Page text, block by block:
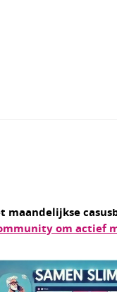
maandelijkse
om actief